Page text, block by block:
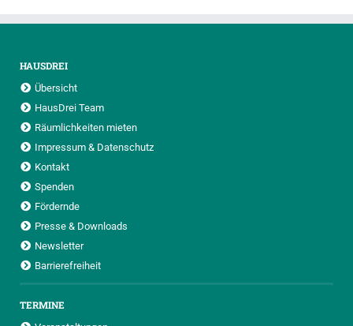
HAUSDREI
Übersicht
HausDrei Team
Räumlichkeiten mieten
Impressum & Datenschutz
Kontakt
Spenden
Fördernde
Presse & Downloads
Newsletter
Barrierefreiheit
TERMINE